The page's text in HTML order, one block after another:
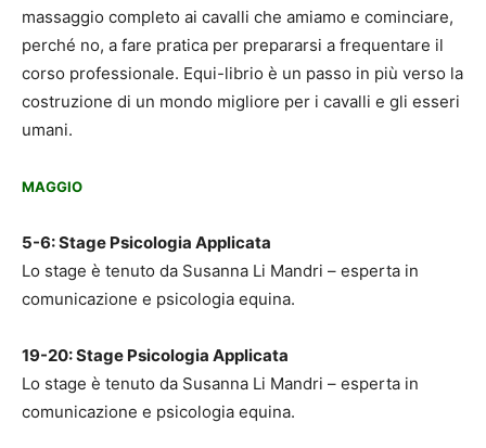
massaggio completo ai cavalli che amiamo e cominciare,
perché no, a fare pratica per prepararsi a frequentare il
corso professionale. Equi-librio è un passo in più verso la
costruzione di un mondo migliore per i cavalli e gli esseri
umani.
MAGGIO
5-6: Stage Psicologia Applicata
Lo stage è tenuto da Susanna Li Mandri – esperta in
comunicazione e psicologia equina.
19-20: Stage Psicologia Applicata
Lo stage è tenuto da Susanna Li Mandri – esperta in
comunicazione e psicologia equina.